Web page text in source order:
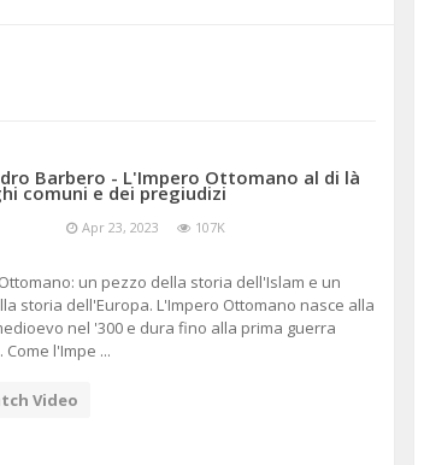
Barbero - L'Impero Ottomano al di là
comuni e dei pregiudizi
Apr 23, 2023 107K
un pezzo della storia dell'Islam e un
storia dell'Europa. L'Impero Ottomano nasce alla
nel '300 e dura fino alla prima guerra
l'Impe ...
Video